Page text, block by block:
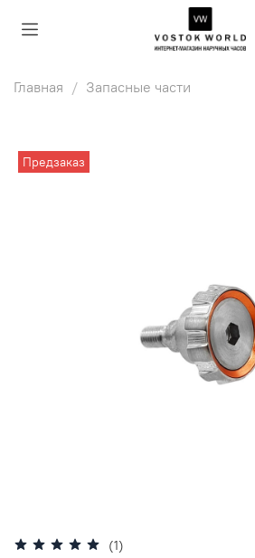
Главная Запасные части
Предзаказ
(1)